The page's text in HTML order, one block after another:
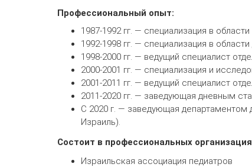
Профессиональный опыт:
1987-1992 гг. — специализация в
1992-1998 гг. — специализация в
1998-2000 гг. — ведущий специалист
2000-2001 гг. — специализация и
2001-2011 гг. — ведущий специалист
2011-2020 гг. — заведующая дневным
С 2020 г. — заведующая департаментом
Израиль).
Состоит в профессиональных
Израильская ассоциация педиатров